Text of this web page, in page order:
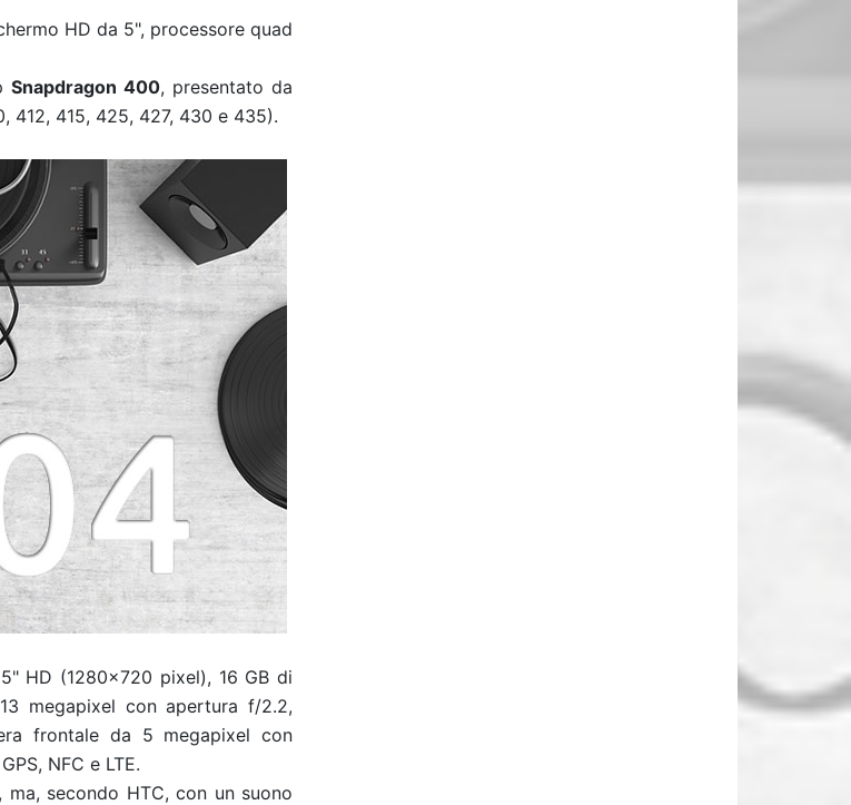
HD da 5", processore quad
Snapdragon 400, presentato da
412, 415, 425, 427, 430 e 435).
HD (1280×720 pixel), 16 GB di
megapixel con apertura f/2.2,
frontale da 5 megapixel con
NFC e LTE.
secondo HTC, con un suono